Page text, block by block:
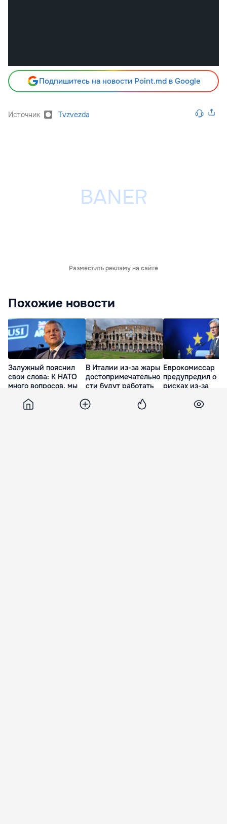
Подпишитесь на новости Point.md в Google
Источник Tvzvezda
Разместить рекламу на сайте
Похожие новости
Залужный пояснил
свои слова: К НАТО
много вопросов, мы
впереди
В Италии из-за жары
достопримечательно
сти будут работать
9 минут назад
Еврокомиссар
предупредил о
рисках из-за
соседей в